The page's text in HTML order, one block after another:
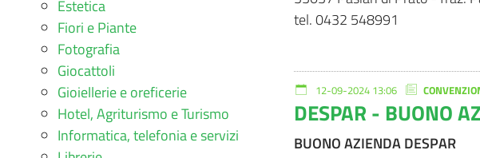
tel. 0432 548991
12-09-2024 13:06
DESPAR - BUONO
BUONO AZIENDA DESPAR
Estetica
Fiori e Piante
Fotografia
Giocattoli
Gioiellerie e oreficerie
Hotel, Agriturismo e Turismo
Informatica, telefonia e servizi